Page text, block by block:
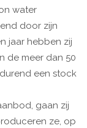
water
door zijn
jaar hebben zij
de meer dan 50
een stock
gaan zij
ze, op